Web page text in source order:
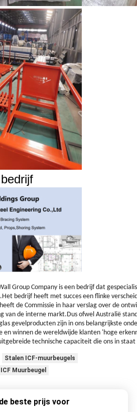
Group Company is een bedrijf dat
bedrijf heeft met succes een flinke
de Commissie in haar verslag over de
van de interne markt.Dus ofwel Australië
gevelproducten zijn in ons belangrijkste
winnen de wereldwijde klanten 'hoge
technische capaciteit die ons in
Stalen ICF-muurbeugels
Muurbeugel
beste prijs voor